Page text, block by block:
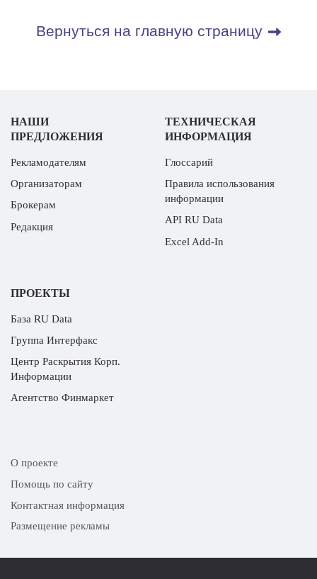
Вернуться на главную страницу
НАШИ
ПРЕДЛОЖЕНИЯ
Рекламодателям
Организаторам
Брокерам
Редакция
ТЕХНИЧЕСКАЯ
ИНФОРМАЦИЯ
Глоссарий
Правила использования
информации
API RU Data
Excel Add-In
ПРОЕКТЫ
База RU Data
Группа Интерфакс
Центр Раскрытия Корп.
Информации
Агентство Финмаркет
О проекте
Помощь по сайту
Контактная информация
Размещение рекламы